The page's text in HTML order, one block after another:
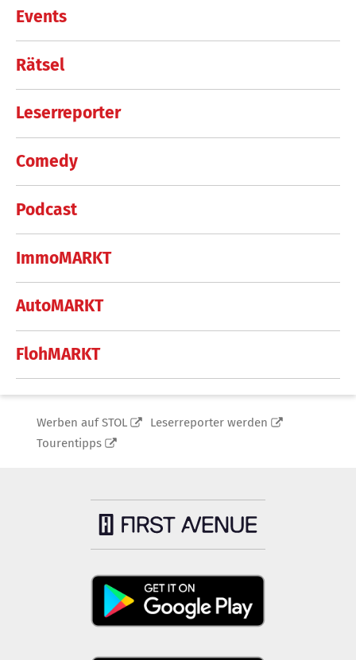
Events
Rätsel
Leserreporter
Comedy
Podcast
ImmoMARKT
AutoMARKT
FlohMARKT
Werben auf STOL
Leserreporter werden
Tourentipps